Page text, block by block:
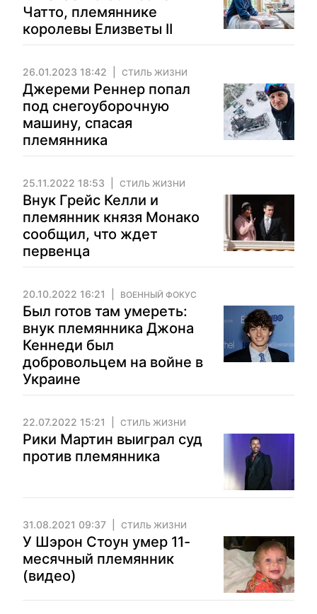
Чатто, племяннике
королевы Елизветы II
26.01.2023 18:42 СТИЛЬ ЖИЗНИ
Джереми Реннер попал
под снегоуборочную
машину, спасая
племянника
25.11.2022 18:53 СТИЛЬ ЖИЗНИ
Внук Грейс Келли и
племянник князя Монако
сообщил, что ждет
первенца
20.10.2022 16:21 ВОЕННЫЙ ФОКУС
Был готов там умереть:
внук племянника Джона
Кеннеди был
добровольцем на войне в
Украине
22.07.2022 15:21 СТИЛЬ ЖИЗНИ
Рики Мартин выиграл суд
против племянника
31.08.2021 09:37 СТИЛЬ ЖИЗНИ
У Шэрон Стоун умер 11-
месячный племянник
(видео)